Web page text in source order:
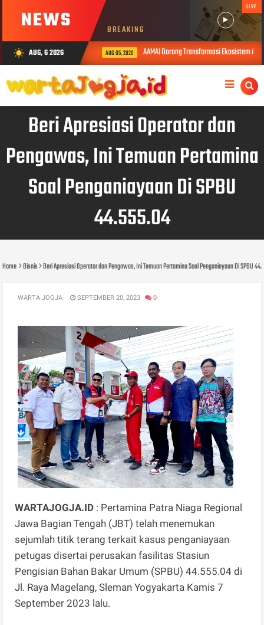
NEWS BREAKING
LIVE
wb_sunny AUG, 6 2026 AUG 05, 2026 AAMAI Dorong Transformasi Ekosistem
Beri Apresiasi Operator dan
Pengawas, Ini Temuan Pertamina
Soal Penganiayaan Di SPBU
44.555.04
Home Bisnis Beri Apresiasi Operator dan Pengawas, Ini Temuan Pertamina Soal Penganiayaan Di SPBU
WARTA JOGJA SEPTEMBER 20, 2023 0
WARTAJOGJA.ID : Pertamina Patra Niaga Regional
Jawa Bagian Tengah (JBT) telah menemukan
sejumlah titik terang terkait kasus penganiayaan
petugas disertai perusakan fasilitas Stasiun
Pengisian Bahan Bakar Umum (SPBU) 44.555.04 di
Jl. Raya Magelang, Sleman Yogyakarta Kamis 7
September 2023 lalu.